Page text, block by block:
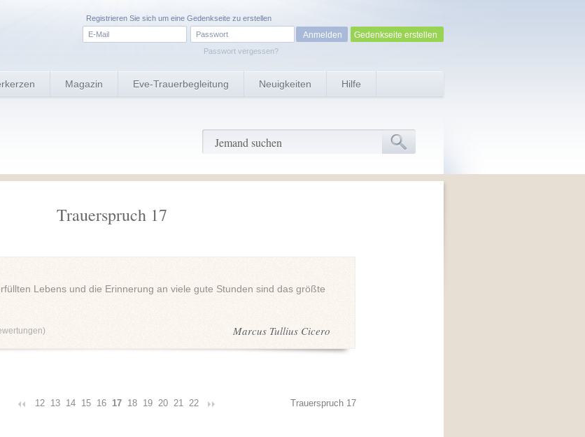
Passwort vergessen?
Registrieren Sie sich um eine Gedenkseite zu erstellen
Gedenkseite erstellen
Magazin Eve-Trauerbegleitung Neuigkeiten Hilfe
Trauerspruch 17
Lebens und die Erinnerung an viele gute Stunden sind das größte
Marcus Tullius Cicero
12 13 14 15 16 17 18 19 20 21 22 Trauerspruch 17